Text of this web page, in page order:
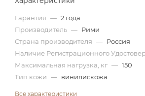
Гарантия — 2 года
Производитель — Рими
Страна производителя — Россия
Наличие Регистрационного
Максимальная нагрузка, кг — 150
Тип кожи — винилискожа
Все характеристики